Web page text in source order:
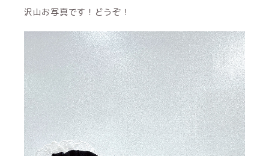
沢山お写真です！どうぞ！